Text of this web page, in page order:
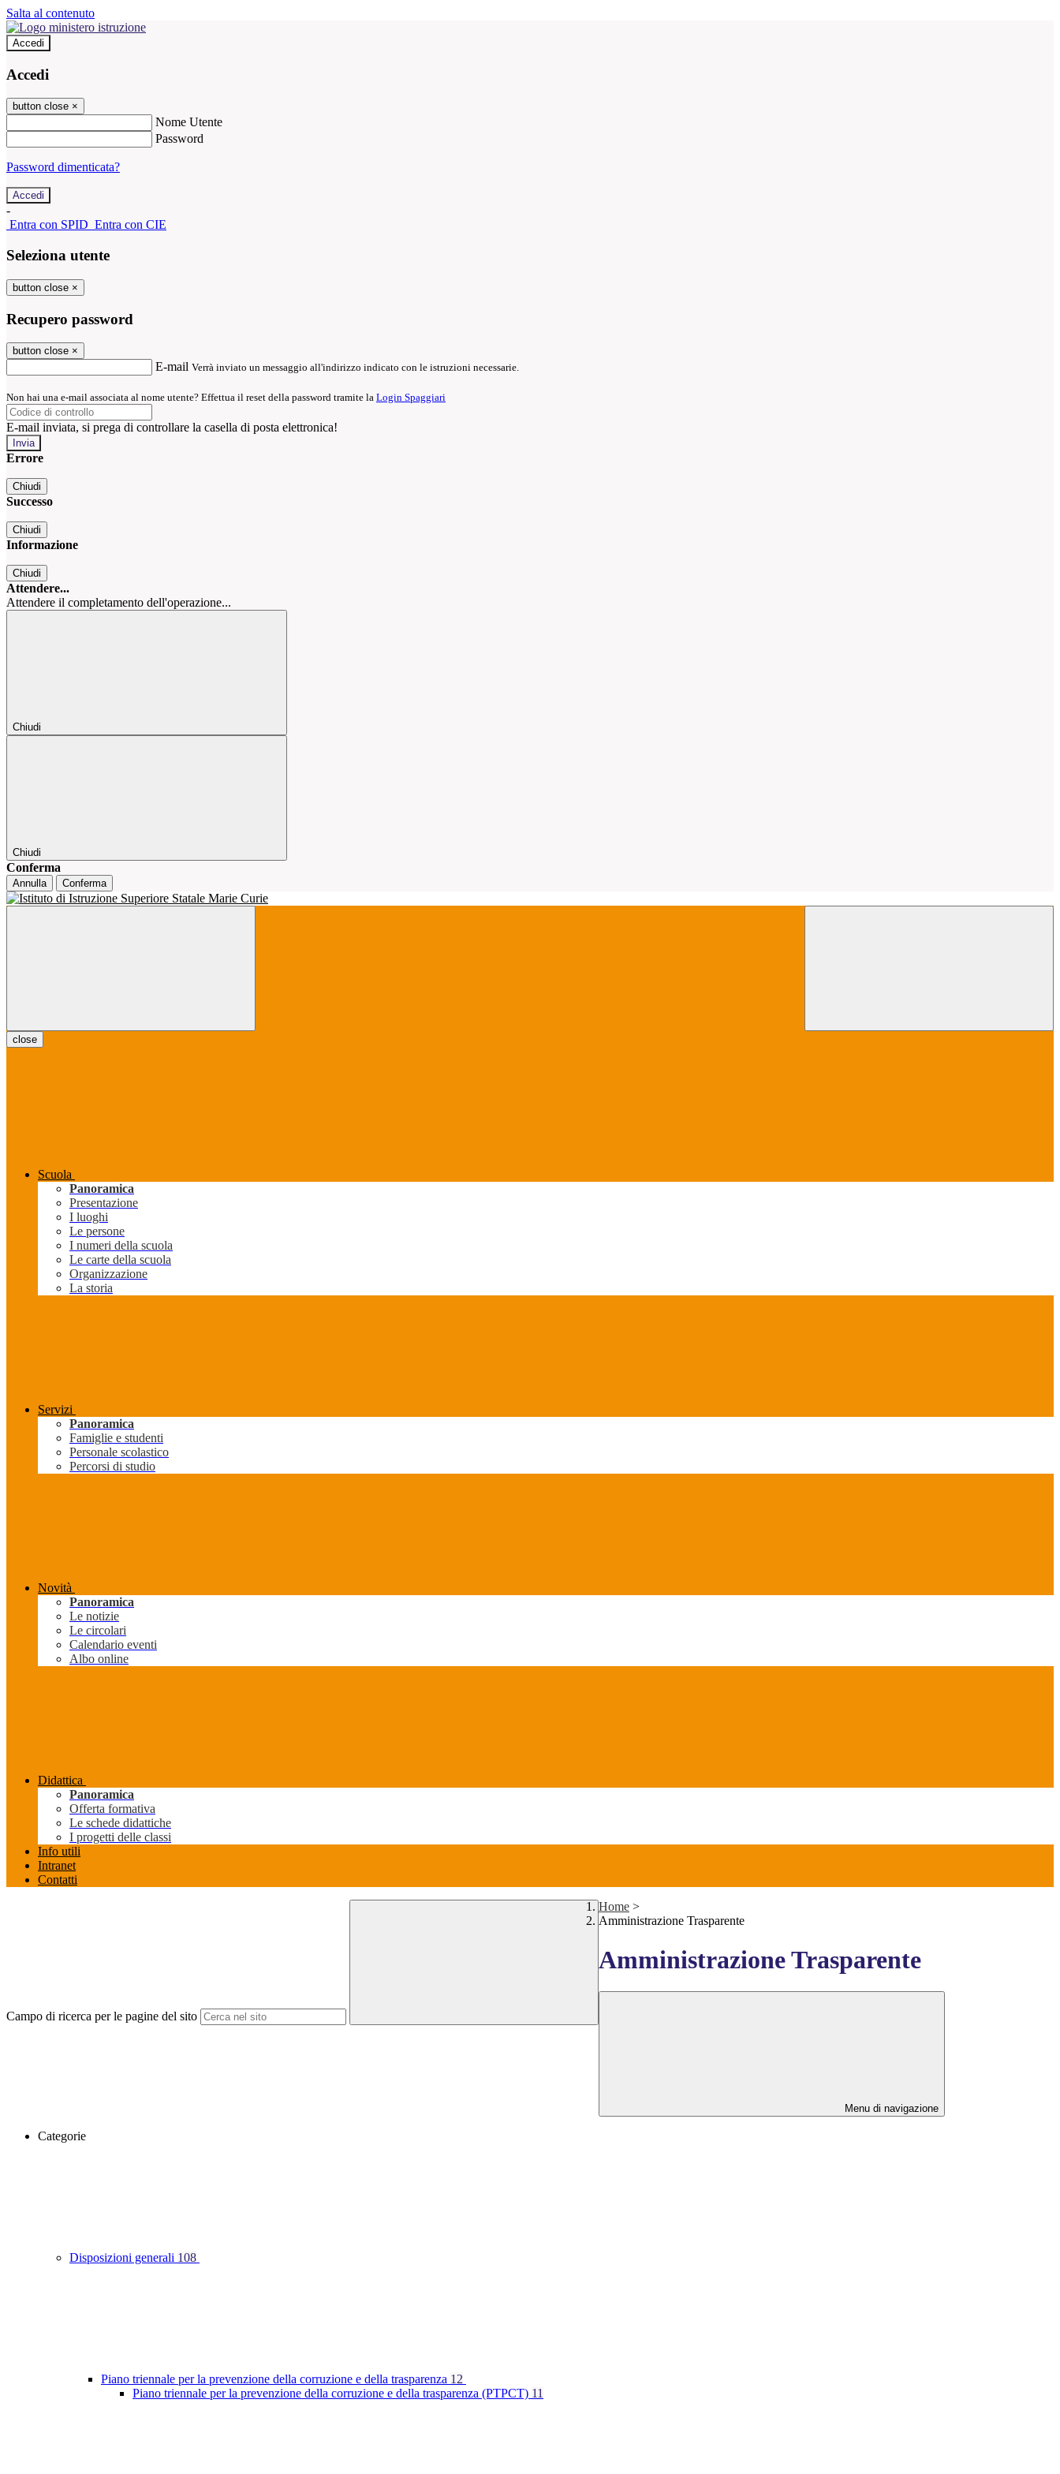
Salta al contenuto
Accedi
Accedi
button close ×
Nome Utente
Password
Password dimenticata?
-
Entra con SPID Entra con CIE
Seleziona utente
button close ×
Recupero password
button close ×
E-mail Verrà inviato un messaggio all'indirizzo indicato con le istruzioni necessarie.
Non hai una e-mail associata al nome utente? Effettua il reset della password tramite la Login Spaggiari
E-mail inviata, si prega di controllare la casella di posta elettronica!
Errore
Chiudi
Successo
Chiudi
Informazione
Chiudi
Attendere...
Attendere il completamento dell'operazione...
Chiudi
Chiudi
Conferma
Annulla Conferma
close
Scuola
Panoramica
Presentazione
I luoghi
Le persone
I numeri della scuola
Le carte della scuola
Organizzazione
La storia
Servizi
Panoramica
Famiglie e studenti
Personale scolastico
Percorsi di studio
Novità
Panoramica
Le notizie
Le circolari
Calendario eventi
Albo online
Didattica
Panoramica
Offerta formativa
Le schede didattiche
I progetti delle classi
Info utili
Intranet
Contatti
Campo di ricerca per le pagine del sito
Home >
Amministrazione Trasparente
Amministrazione Trasparente
Menu di navigazione
Categorie
Disposizioni generali 108
Piano triennale per la prevenzione della corruzione e della trasparenza 12
Piano triennale per la prevenzione della corruzione e della trasparenza (PTPCT) 11